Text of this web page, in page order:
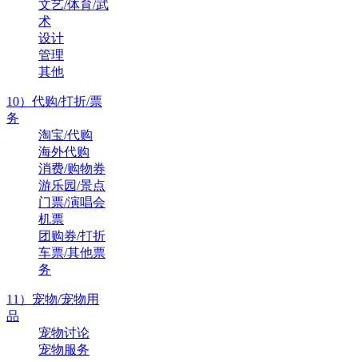
文艺/体育/武
术
设计
管理
其他
10）代购/打折/票
务
淘宝/代购
海外代购
消费/购物券
游乐园/景点
门票/演唱会
机票
团购券/打折
车票/其他票
务
11）宠物/宠物用
品
宠物讨论
宠物服务